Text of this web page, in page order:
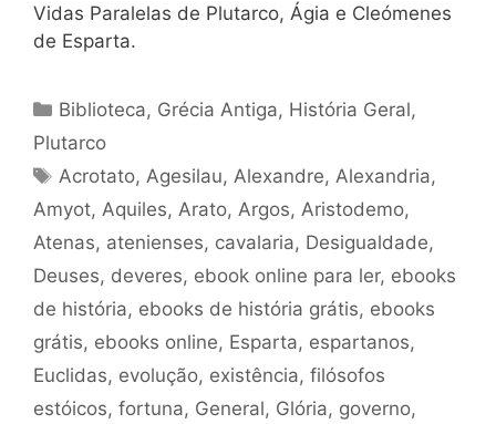
Vidas Paralelas de Plutarco, Ágia e Cleómenes
de Esparta.
Categorias
Biblioteca, Grécia Antiga, História Geral,
Plutarco
Tags
Acrotato, Agesilau, Alexandre, Alexandria,
Amyot, Aquiles, Arato, Argos, Aristodemo,
Atenas, atenienses, cavalaria, Desigualdade,
Deuses, deveres, ebook online para ler, ebooks
de história, ebooks de história grátis, ebooks
grátis, ebooks online, Esparta, espartanos,
Euclidas, evolução, existência, filósofos
estóicos, fortuna, General, Glória, governo,